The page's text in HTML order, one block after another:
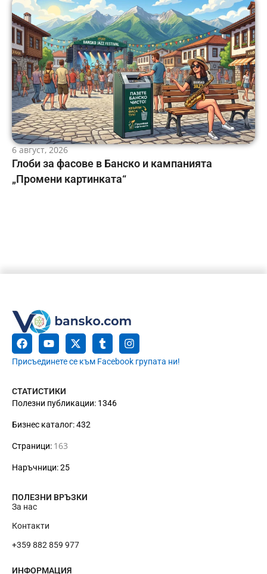
6 август, 2026
Глоби за фасове в Банско и кампанията
„Промени картинката“
Присъединете се към Facebook групата ни!
СТАТИСТИКИ
Полезни публикации: 1346
Бизнес каталог: 432
Страници: 163
Наръчници: 25
ПОЛЕЗНИ ВРЪЗКИ
За нас
Контакти
+359 882 859 977
ИНФОРМАЦИЯ